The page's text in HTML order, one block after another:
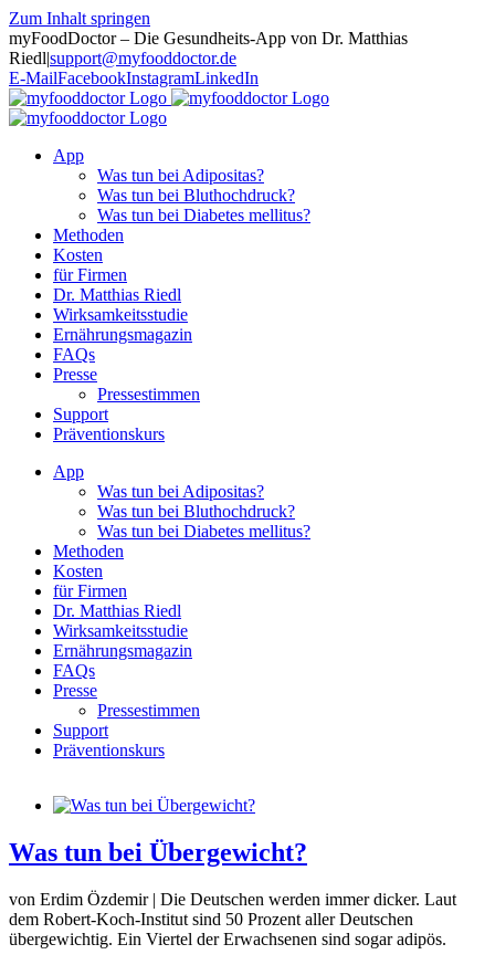
Zum Inhalt springen
myFoodDoctor – Die Gesundheits-App von Dr. Matthias
Riedl|support@myfooddoctor.de
E-MailFacebookInstagramLinkedIn
App
Was tun bei Adipositas?
Was tun bei Bluthochdruck?
Was tun bei Diabetes mellitus?
Methoden
Kosten
für Firmen
Dr. Matthias Riedl
Wirksamkeitsstudie
Ernährungsmagazin
FAQs
Presse
Pressestimmen
Support
Präventionskurs
App
Was tun bei Adipositas?
Was tun bei Bluthochdruck?
Was tun bei Diabetes mellitus?
Methoden
Kosten
für Firmen
Dr. Matthias Riedl
Wirksamkeitsstudie
Ernährungsmagazin
FAQs
Presse
Pressestimmen
Support
Präventionskurs
Was tun bei Übergewicht?
von Erdim Özdemir | Die Deutschen werden immer dicker. Laut
dem Robert-Koch-Institut sind 50 Prozent aller Deutschen
übergewichtig. Ein Viertel der Erwachsenen sind sogar adipös.